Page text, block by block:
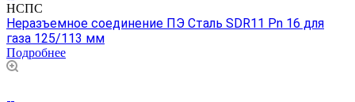
НСПС
Неразъемное соединение ПЭ Сталь SDR11 Pn 16 для
газа 125/113 мм
Подробнее